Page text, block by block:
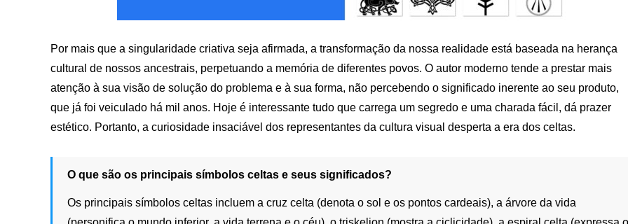
Por mais que a singularidade criativa seja afirmada, a transformação da nossa realidade está baseada na herança
cultural de nossos ancestrais, perpetuando a memória de diferentes povos. O autor moderno tende a prestar mais
atenção à sua visão de solução do problema e à sua forma, não percebendo o significado inerente ao seu produto,
que já foi veiculado há mil anos. Hoje é interessante tudo que carrega um segredo e uma charada fácil, dá prazer
estético. Portanto, a curiosidade insaciável dos representantes da cultura visual desperta a era dos celtas.
O que são os principais símbolos celtas e seus significados?
Os principais símbolos celtas incluem a cruz celta (denota o sol e os pontos cardeais), a árvore da vida